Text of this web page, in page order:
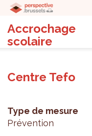
Accrochage
scolaire
Centre Tefo
Type de mesure
Prévention